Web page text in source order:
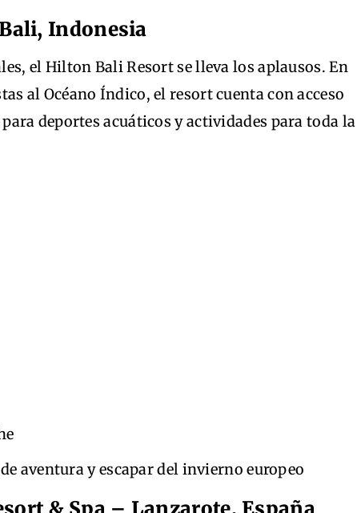
Indonesia
el Hilton Bali Resort se lleva los aplausos. En
al Océano Índico, el resort cuenta con acceso
deportes acuáticos y actividades para toda la
aventura y escapar del invierno europeo